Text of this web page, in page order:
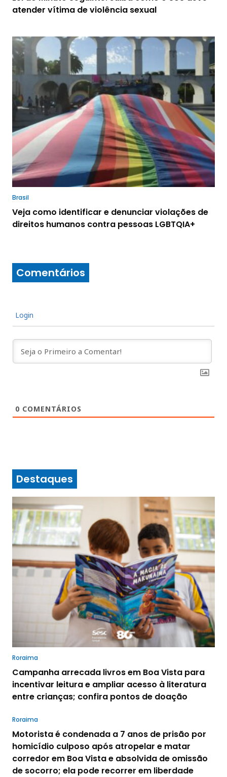
atender vítima de violência sexual
Brasil
Veja como identificar e denunciar violações de
direitos humanos contra pessoas LGBTQIA+
Comentários
Login
0 COMENTÁRIOS
Destaques
Roraima
Campanha arrecada livros em Boa Vista para
incentivar leitura e ampliar acesso à literatura
entre crianças; confira pontos de doação
Roraima
Motorista é condenada a 7 anos de prisão por
homicídio culposo após atropelar e matar
corredor em Boa Vista e absolvida de omissão
de socorro; ela pode recorrer em liberdade